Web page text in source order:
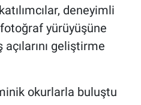
deneyimli
yürüyüşüne
geliştirme
okurlarla buluştu